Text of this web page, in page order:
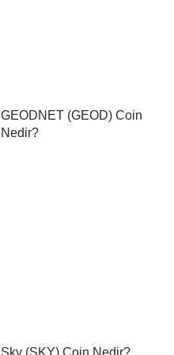
GEODNET (GEOD) Coin
Nedir?
Sky (SKY) Coin Nedir?